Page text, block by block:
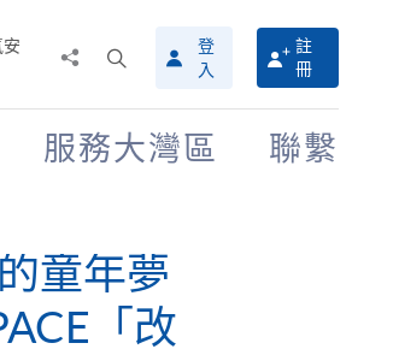
搜
尋
介
登
入
註
冊
服務大灣區 聯繫
童年夢
「改